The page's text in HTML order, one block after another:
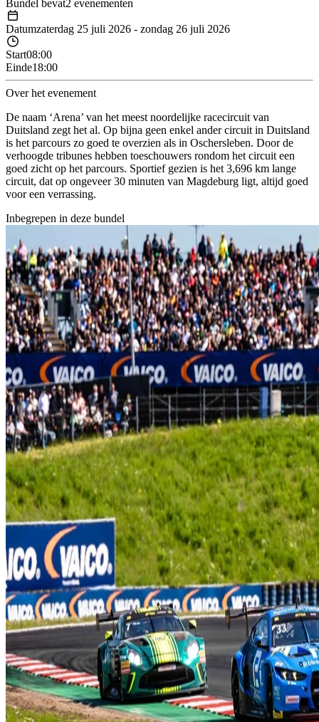
Bundel bevat2 evenementen
Datumzaterdag 25 juli 2026 - zondag 26 juli 2026
Start08:00
Einde18:00
Over het evenement
De naam ‘Arena’ van het meest noordelijke racecircuit van
Duitsland zegt het al. Op bijna geen enkel ander circuit in Duitsland
is het parcours zo goed te overzien als in Oschersleben. Door de
verhoogde tribunes hebben toeschouwers rondom het circuit een
goed zicht op het parcours. Sportief gezien is het 3,696 km lange
circuit, dat op ongeveer 30 minuten van Magdeburg ligt, altijd goed
voor een verrassing.
Inbegrepen in deze bundel